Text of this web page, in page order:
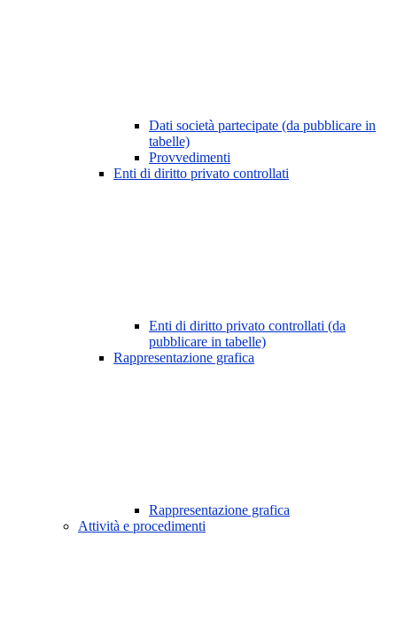
Dati società partecipate (da pubblicare in
tabelle)
Provvedimenti
Enti di diritto privato controllati
Enti di diritto privato controllati (da
pubblicare in tabelle)
Rappresentazione grafica
Rappresentazione grafica
Attività e procedimenti